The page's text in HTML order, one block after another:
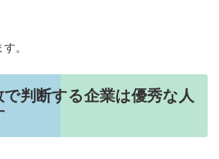
。
で判断する企業は優秀な人